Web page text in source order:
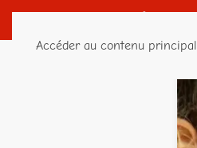
Accéder au contenu principal